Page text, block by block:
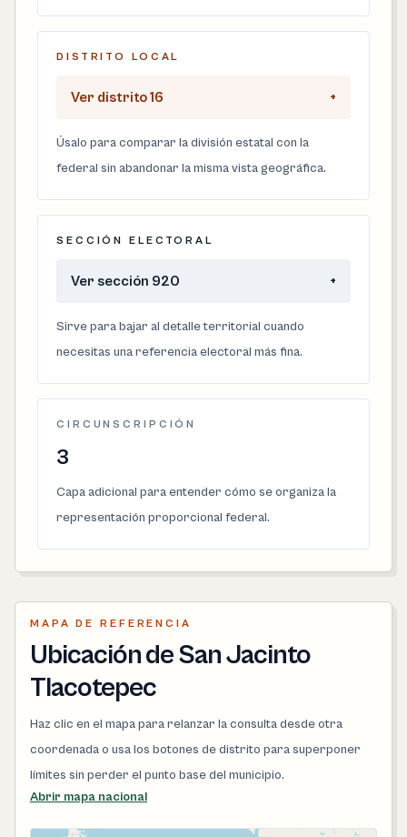
DISTRITO LOCAL
Ver distrito 16 +
Úsalo para comparar la división estatal con la
federal sin abandonar la misma vista geográfica.
SECCIÓN ELECTORAL
Ver sección 920 +
Sirve para bajar al detalle territorial cuando
necesitas una referencia electoral más fina.
CIRCUNSCRIPCIÓN
3
Capa adicional para entender cómo se organiza la
representación proporcional federal.
MAPA DE REFERENCIA
Ubicación de San Jacinto
Tlacotepec
Haz clic en el mapa para relanzar la consulta desde otra
coordenada o usa los botones de distrito para superponer
límites sin perder el punto base del municipio.
Abrir mapa nacional